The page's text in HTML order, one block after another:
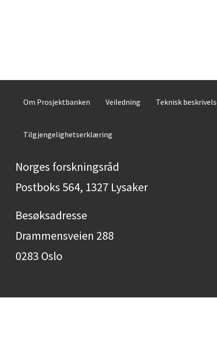
Om Prosjektbanken Veiledning Teknisk
Tilgjengelighetserklæring
Norges forskningsråd
Postboks 564, 1327 Lysaker
Besøksadresse
Drammensveien 288
0283 Oslo